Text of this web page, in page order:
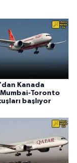
Kanada
Mumbai-Toronto
başlıyor